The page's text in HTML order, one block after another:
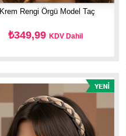
Krem Rengi Örgü Model Taç
₺349,99KDV Dahil